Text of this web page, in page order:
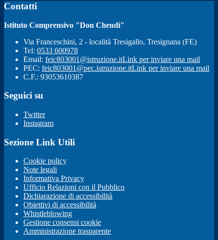
Contatti
Istituto Comprensivo "Don Chendi"
Via Franceschini, 2 - località Tresigallo, Tresignana (FE)
Tel: 0533 600978
Email: feic803001@istruzione.itLink per inviare una mail
PEC: feic803001@pec.istruzione.itLink per inviare una mail
C.F.: 93053610387
Seguici su
Twitter
Instagram
Sezione Link Utili
Cookie policy
Note legali
Informativa Privacy
Ufficio Relazioni con il Pubblico
Dichiarazione di accessibilità
Obiettivi di accessibilità
Whistleblowing
Gestione consensi cookie
Amministrazione trasparente